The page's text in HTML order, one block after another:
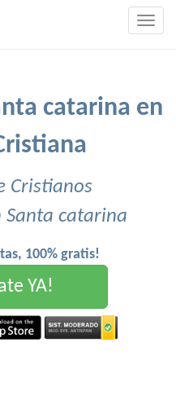
catarina en
Cristianos
Santa catarina
100% gratis!
YA!